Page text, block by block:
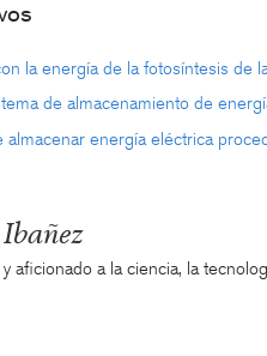
la energía de la fotosíntesis de
de almacenamiento de
energía eléctrica
aficionado a la ciencia, la